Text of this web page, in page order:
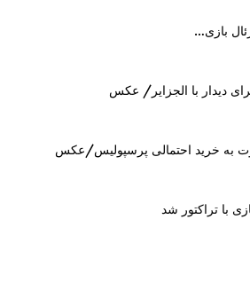
بازی…
دیدار با الجزایر/ عکس
به خرید احتمالی پرسپولیس/عکس
با تراکتور شد